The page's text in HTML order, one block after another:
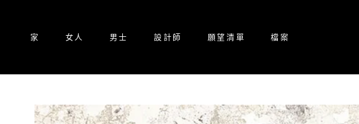
家 女人 男士 設計師 願望清單 檔案